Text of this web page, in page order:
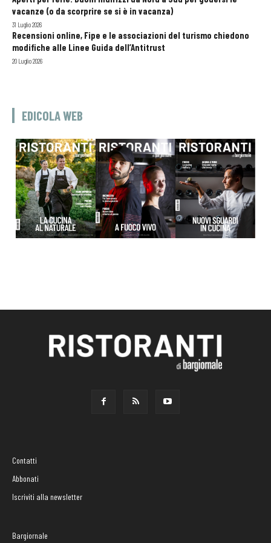
vacanze (o da scorprire se si è in vacanza)
31 Luglio 2026
Recensioni online, Fipe e le associazioni del turismo chiedono
modifiche alle Linee Guida dell’Antitrust
20 Luglio 2026
EDICOLA WEB
Contatti
Abbonati
Iscriviti alla newsletter
Bargiornale